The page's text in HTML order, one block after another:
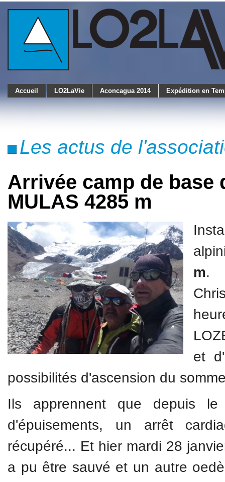
Accueil LO2LaVie Aconcagua 2014 Expédition en
Les actus de
Arrivée camp de base
MULAS 4285 m
m.
et
possibilités d'ascension du
Ils apprennent que depuis
d'épuisements, un arrêt
récupéré... Et hier mardi 28
a pu être sauvé et un autre